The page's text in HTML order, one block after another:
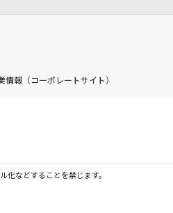
情報（コーポレートサイト）
化などすることを禁じます。